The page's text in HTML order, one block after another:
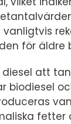
för äldre
att
biodiesel
fetter